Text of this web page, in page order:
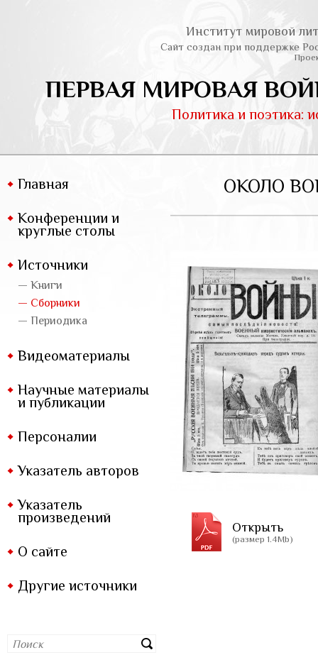
Институт мировой
Сайт создан при поддержке
ПЕРВАЯ МИРОВАЯ
Политика и поэтика:
Главная
Конференции и
круглые столы
Источники
— Книги
— Сборники
— Периодика
Видеоматериалы
Научные материалы
и публикации
Персоналии
Указатель авторов
Указатель
произведений
О сайте
Другие источники
ОКОЛО
Открыть
(размер 1.4Mb)